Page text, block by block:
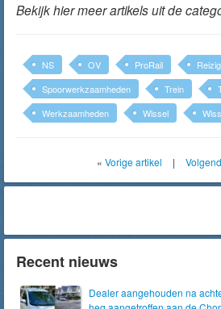
Bekijk hier meer artikels uit de
NS OV ProRail
Spoorwerkzaamheden
Trein
Werkzaamheden
Wissel
« Vorige artikel |
Recent nieuws
Dealer aangehouden na